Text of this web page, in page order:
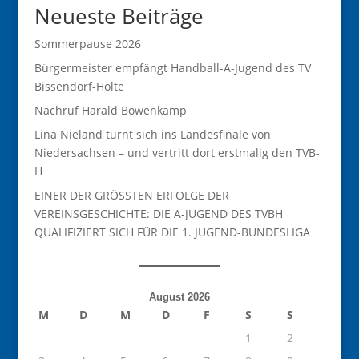
Neueste Beiträge
Sommerpause 2026
Bürgermeister empfängt Handball-A-Jugend des TV
Bissendorf-Holte
Nachruf Harald Bowenkamp
Lina Nieland turnt sich ins Landesfinale von
Niedersachsen – und vertritt dort erstmalig den TVB-
H
EINER DER GRÖSSTEN ERFOLGE DER
VEREINSGESCHICHTE: DIE A-JUGEND DES TVBH
QUALIFIZIERT SICH FÜR DIE 1. JUGEND-BUNDESLIGA
August 2026
M D M D F S
S
1
2